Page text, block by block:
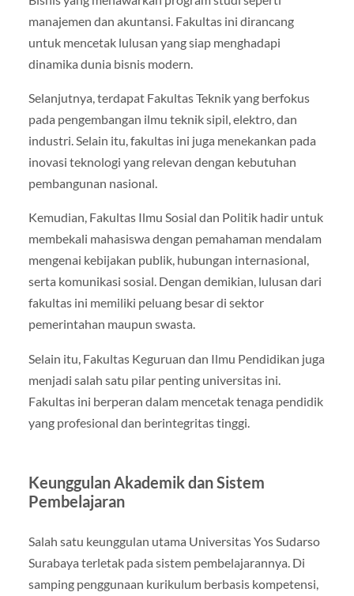
manajemen dan akuntansi. Fakultas ini dirancang
untuk mencetak lulusan yang siap menghadapi
dinamika dunia bisnis modern.
Selanjutnya, terdapat Fakultas Teknik yang berfokus
pada pengembangan ilmu teknik sipil, elektro, dan
industri. Selain itu, fakultas ini juga menekankan pada
inovasi teknologi yang relevan dengan kebutuhan
pembangunan nasional.
Kemudian, Fakultas Ilmu Sosial dan Politik hadir untuk
membekali mahasiswa dengan pemahaman mendalam
mengenai kebijakan publik, hubungan internasional,
serta komunikasi sosial. Dengan demikian, lulusan dari
fakultas ini memiliki peluang besar di sektor
pemerintahan maupun swasta.
Selain itu, Fakultas Keguruan dan Ilmu Pendidikan juga
menjadi salah satu pilar penting universitas ini.
Fakultas ini berperan dalam mencetak tenaga pendidik
yang profesional dan berintegritas tinggi.
Keunggulan Akademik dan Sistem
Pembelajaran
Salah satu keunggulan utama Universitas Yos Sudarso
Surabaya terletak pada sistem pembelajarannya. Di
samping penggunaan kurikulum berbasis kompetensi,